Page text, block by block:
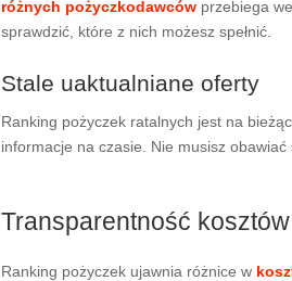
różnych pożyczkodawców przebiega
sprawdzić, które z nich możesz spełnić.
Stale uaktualniane oferty
Ranking pożyczek ratalnych jest na
informacje na czasie. Nie musisz
Transparentność
Ranking pożyczek ujawnia różnice w